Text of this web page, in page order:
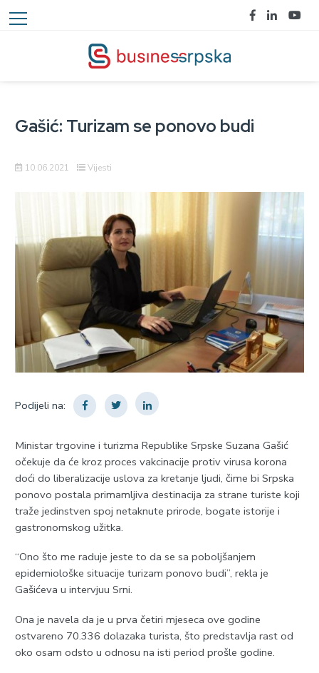
Gašić: Turizam se ponovo budi
10.06.2021 Vijesti
Podijeli na:
Ministar trgovine i turizma Republike Srpske Suzana Gašić
očekuje da će kroz proces vakcinacije protiv virusa korona
doći do liberalizacije uslova za kretanje ljudi, čime bi Srpska
ponovo postala primamljiva destinacija za strane turiste koji
traže jedinstven spoj netaknute prirode, bogate istorije i
gastronomskog užitka.
“Ono što me raduje jeste to da se sa poboljšanjem
epidemiološke situacije turizam ponovo budi”, rekla je
Gašićeva u intervjuu Srni.
Ona je navela da je u prva četiri mjeseca ove godine
ostvareno 70.336 dolazaka turista, što predstavlja rast od
oko osam odsto u odnosu na isti period prošle godine.